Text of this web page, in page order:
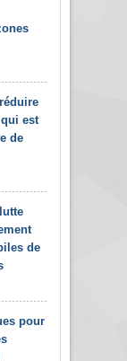
qui est
de
de
pour